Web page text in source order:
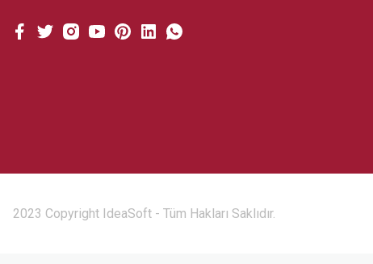
2023 Copyright IdeaSoft - Tüm Hakları Saklıdır.